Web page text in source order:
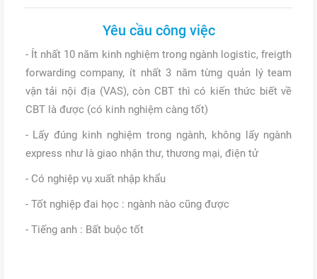
Yêu cầu công việc
- Ít nhất 10 năm kinh nghiệm trong ngành logistic, freigth
forwarding company, ít nhất 3 năm từng quản lý team
vận tải nội địa (VAS), còn CBT thì có kiến thức biết về
CBT là được (có kinh nghiệm càng tốt)
- Lấy đúng kinh nghiệm trong ngành, không lấy ngành
express như là giao nhận thư, thương mại, điện tử
- Có nghiệp vụ xuất nhập khẩu
- Tốt nghiệp đai học : ngành nào cũng được
- Tiếng anh : Bất buộc tốt